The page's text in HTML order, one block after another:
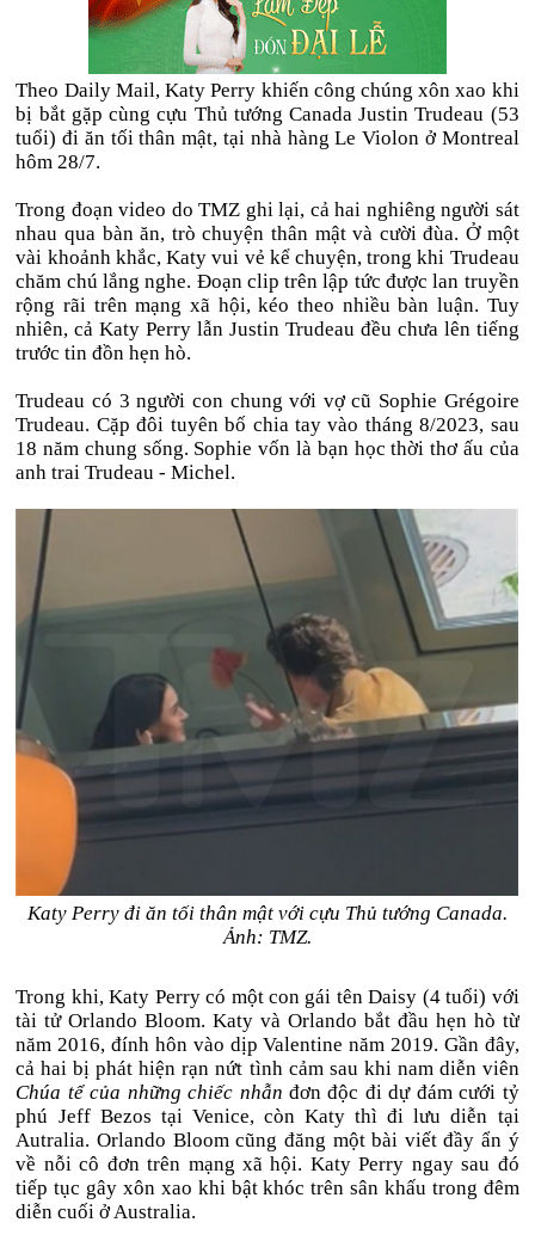
Theo Daily Mail, Katy Perry khiến công chúng xôn xao khi
bị bắt gặp cùng cựu Thủ tướng Canada Justin Trudeau (53
tuổi) đi ăn tối thân mật, tại nhà hàng Le Violon ở Montreal
hôm 28/7.
Trong đoạn video do TMZ ghi lại, cả hai nghiêng người sát
nhau qua bàn ăn, trò chuyện thân mật và cười đùa. Ở một
vài khoảnh khắc, Katy vui vẻ kể chuyện, trong khi Trudeau
chăm chú lắng nghe. Đoạn clip trên lập tức được lan truyền
rộng rãi trên mạng xã hội, kéo theo nhiều bàn luận. Tuy
nhiên, cả Katy Perry lẫn Justin Trudeau đều chưa lên tiếng
trước tin đồn hẹn hò.
Trudeau có 3 người con chung với vợ cũ Sophie Grégoire
Trudeau. Cặp đôi tuyên bố chia tay vào tháng 8/2023, sau
18 năm chung sống. Sophie vốn là bạn học thời thơ ấu của
anh trai Trudeau - Michel.
Katy Perry đi ăn tối thân mật với cựu Thủ tướng Canada.
Ảnh: TMZ.
Trong khi, Katy Perry có một con gái tên Daisy (4 tuổi) với
tài tử Orlando Bloom. Katy và Orlando bắt đầu hẹn hò từ
năm 2016, đính hôn vào dịp Valentine năm 2019. Gần đây,
cả hai bị phát hiện rạn nứt tình cảm sau khi nam diễn viên
Chúa tể của những chiếc nhẫn đơn độc đi dự đám cưới tỷ
phú Jeff Bezos tại Venice, còn Katy thì đi lưu diễn tại
Autralia. Orlando Bloom cũng đăng một bài viết đầy ẩn ý
về nỗi cô đơn trên mạng xã hội. Katy Perry ngay sau đó
tiếp tục gây xôn xao khi bật khóc trên sân khấu trong đêm
diễn cuối ở Australia.